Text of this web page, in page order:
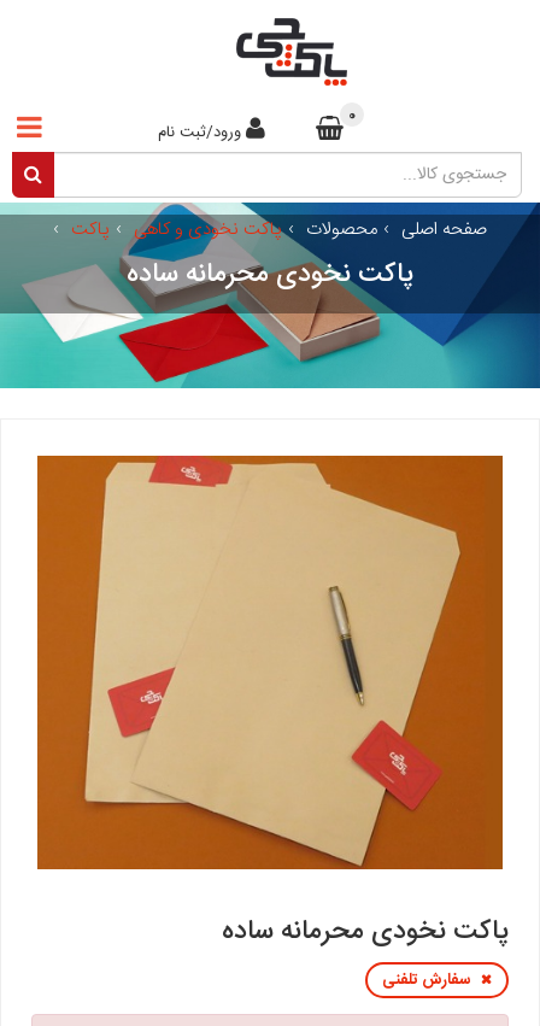
ورود/ثبت نام
0
صفحه اصلی › محصولات › پاکت نخودی و کاهی › پاکت ›
پاکت نخودی محرمانه ساده
پاکت نخودی محرمانه ساده
سفارش تلفنی